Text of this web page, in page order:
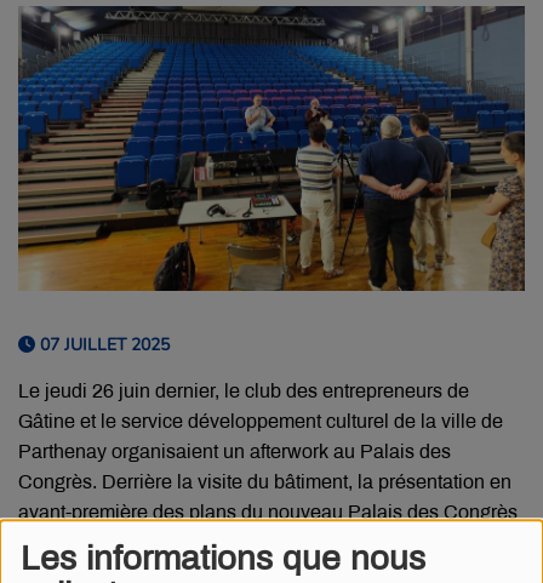
Les informations que nous
07 JUILLET 2025
Le jeudi 26 juin dernier, le club des entrepreneurs de
Gâtine et le service développement culturel de la ville de
Parthenay organisaient un afterwork au Palais des
Congrès. Derrière la visite du bâtiment, la présentation en
avant-première des plans du nouveau Palais des Congrès
avec le cinéma, l'objectif était de se faire rencontrer les
acteurs économiques et culturels pour échanger autour de